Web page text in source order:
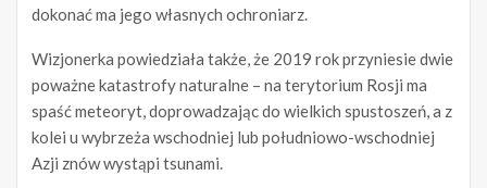
dokonać ma jego własnych ochroniarz.
Wizjonerka powiedziała także, że 2019 rok przyniesie dwie
poważne katastrofy naturalne – na terytorium Rosji ma
spaść meteoryt, doprowadzając do wielkich spustoszeń, a z
kolei u wybrzeża wschodniej lub południowo-wschodniej
Azji znów wystąpi tsunami.